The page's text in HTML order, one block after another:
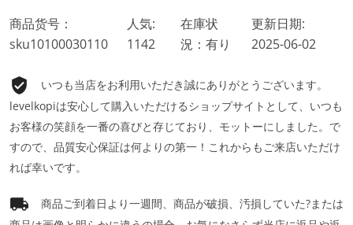
商品货号：
sku10100030110
人気:
1142
在庫状
況：有り
更新日期:
2025-06-02
いつも当店をお利用いただき誠にありがとうございます。
levelkopiは安心して購入いただけるショップサイトとして、いつも
お客様の笑顔を一番の喜びと存じており、モットーにしました。で
すので、品質安心保証は何よりの第一！これからもご来店いただけ
れば幸いです。
商品ご到着日より一週間、商品が破損、汚損していた?または